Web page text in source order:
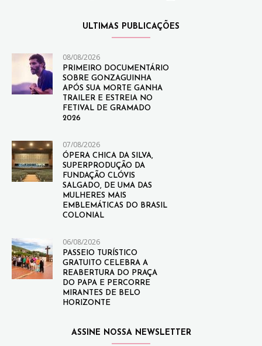
ULTIMAS PUBLICAÇÕES
08/08/2026
PRIMEIRO DOCUMENTÁRIO
SOBRE GONZAGUINHA
APÓS SUA MORTE GANHA
TRAILER E ESTREIA NO
FETIVAL DE GRAMADO
2026
07/08/2026
ÓPERA CHICA DA SILVA,
SUPERPRODUÇÃO DA
FUNDAÇÃO CLÓVIS
SALGADO, DE UMA DAS
MULHERES MAIS
EMBLEMÁTICAS DO BRASIL
COLONIAL
06/08/2026
PASSEIO TURÍSTICO
GRATUITO CELEBRA A
REABERTURA DO PRAÇA
DO PAPA E PERCORRE
MIRANTES DE BELO
HORIZONTE
ASSINE NOSSA NEWSLETTER